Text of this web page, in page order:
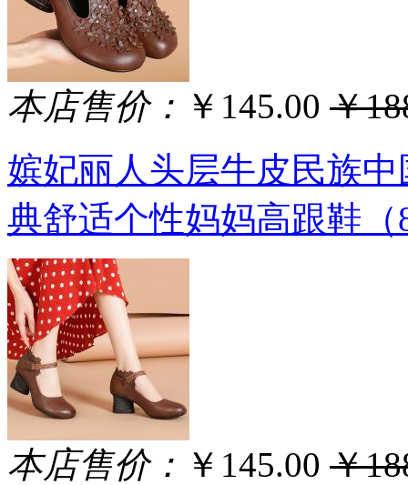
本店售价： ￥145.00 ￥
嫔妃丽人头层牛皮民族
典舒适个性妈妈高跟鞋（
本店售价： ￥145.00 ￥